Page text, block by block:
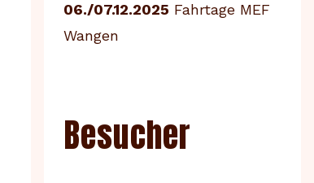
06./07.12.2025 Fahrtage MEF
Wangen
Besucher